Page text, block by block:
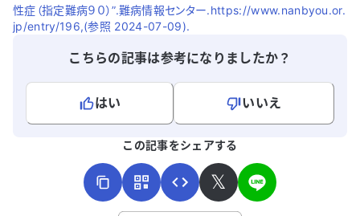
性症（指定難病９０）”.難病情報センター.https://www.nanbyou.or.
jp/entry/196,(参照 2024-07-09).
こちらの記事は参考になりましたか？
はい
いいえ
この記事をシェアする
𝕏